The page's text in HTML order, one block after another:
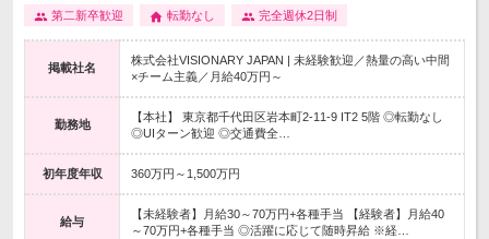
第二新卒歓迎 転勤なし 完全週休2日制
掲載社名
株式会社VISIONARY JAPAN | 未経験歓迎／熱量の高い中間
×チーム主義／月給40万円～
勤務地
【本社】 東京都千代田区岩本町2-11-9 IT2 5階 ◎転勤なし
◎UIターン歓迎 ◎交通費全…
初年度年収 360万円～1,500万円
給与
【未経験者】月給30～70万円+各種手当 【経験者】月給40
～70万円+各種手当 ◎活躍に応じて随時昇給 ※経…